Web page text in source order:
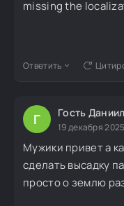
missing the
Ответить
Г Гость Даниил
19 декабря
Мужики привет а
сделать высадку
просто о землю